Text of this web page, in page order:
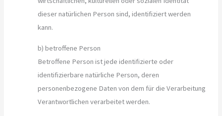
dieser natürlichen Person sind, identifiziert werden
kann.
b) betroffene Person
Betroffene Person ist jede identifizierte oder
identifizierbare natürliche Person, deren
personenbezogene Daten von dem für die Verarbeitung
Verantwortlichen verarbeitet werden.